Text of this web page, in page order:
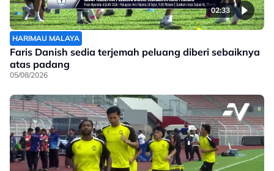
02:33
HARIMAU MALAYA
Faris Danish sedia terjemah peluang diberi sebaiknya
atas padang
05/08/2026